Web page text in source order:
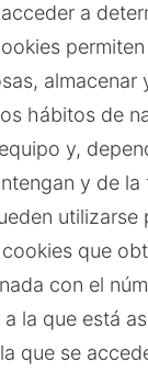
a
almacenar
hábitos de
y,
y de la
utilizarse
que
con el
la que está
que se